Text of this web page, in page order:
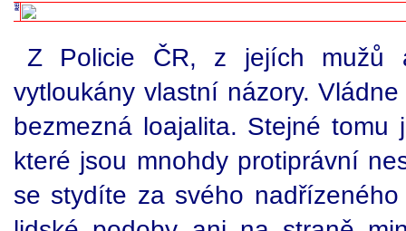
Z Policie ČR, z jejích mužů
vytloukány vlastní názory.
bezmezná loajalita. Stejné
které jsou mnohdy protiprávní
se stydíte za svého